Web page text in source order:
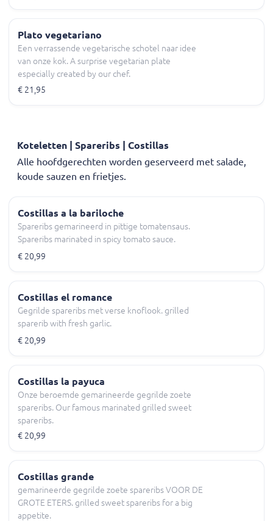
Plato vegetariano
Een verrassende vegetarische schotel naar idee
van onze kok. A surprise vegetarian plate
especially created by our chef.
€ 21,95
Koteletten | Spareribs | Costillas
Alle hoofdgerechten worden geserveerd met salade,
koude sauzen en frietjes.
Costillas a la bariloche
Spareribs gemarineerd in pittige tomatensaus.
Spareribs marinated in spicy tomato sauce.
€ 20,99
Costillas el romance
Gegrilde spareribs met verse knoflook. grilled
sparerib with fresh garlic.
€ 20,99
Costillas la payuca
Onze beroemde gemarineerde gegrilde zoete
spareribs. Our famous marinated grilled sweet
spareribs.
€ 20,99
Costillas grande
gemarineerde gegrilde zoete spareribs VOOR DE
GROTE ETERS. grilled sweet spareribs for a big
appetite.